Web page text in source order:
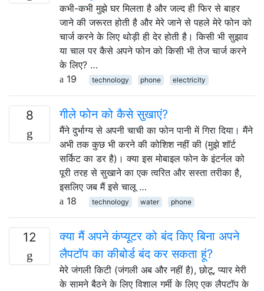
कभी-कभी मुझे घर मिलता है और जल्द ही फिर से बाहर
जाने की जरूरत होती है और मेरे जाने से पहले मेरे फोन को
चार्ज करने के लिए थोड़ी ही देर होती है। किसी भी सुझाव
या चाल पर कैसे अपने फोन को किसी भी तेज चार्ज करने
के लिए? …
19
technology phone electricity
8 गीले फोन को कैसे सुखाएं?
मैंने दुर्भाग्य से अपनी चाची का फोन पानी में गिरा दिया। मैंने
अभी तक कुछ भी करने की कोशिश नहीं की (मुझे शॉर्ट
सर्किट का डर है)। क्या इस मोबाइल फोन के इंटर्नल को
पूरी तरह से सुखाने का एक त्वरित और सस्ता तरीका है,
इसलिए जब मैं इसे चालू …
18
technology water phone
12
क्या मैं अपने कंप्यूटर को बंद किए बिना अपने
लैपटॉप का कीबोर्ड बंद कर सकता हूं?
मेरे जंगली किटी (जंगली अब और नहीं है), छोटू, प्यार मेरी
के सामने बैठने के लिए विशाल गर्मी के लिए एक लैपटॉप के